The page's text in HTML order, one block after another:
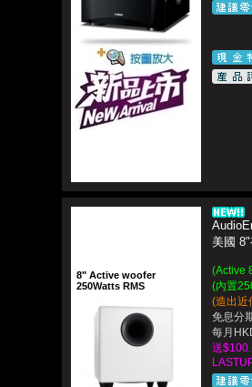
8" Active woofer
250Watts RMS
美國
(Active
(內置
(造出近
免息分
每月
送